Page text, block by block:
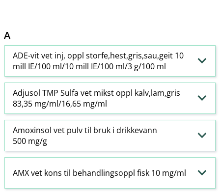
A
ADE-vit vet inj, oppl storfe,hest,gris,sau,geit 10
mill IE/100 ml/10 mill IE/100 ml/3 g/100 ml
Adjusol TMP Sulfa vet mikst oppl kalv,lam,gris
83,35 mg/ml/16,65 mg/ml
Amoxinsol vet pulv til bruk i drikkevann
500 mg/g
AMX vet kons til behandlingsoppl fisk 10 mg/ml